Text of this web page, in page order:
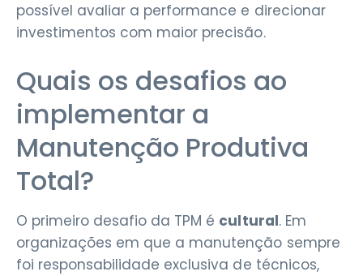
possível avaliar a performance e direcionar
investimentos com maior precisão.
Quais os desafios ao
implementar a
Manutenção Produtiva
Total?
O primeiro desafio da TPM é cultural. Em
organizações em que a manutenção sempre
foi responsabilidade exclusiva de técnicos,